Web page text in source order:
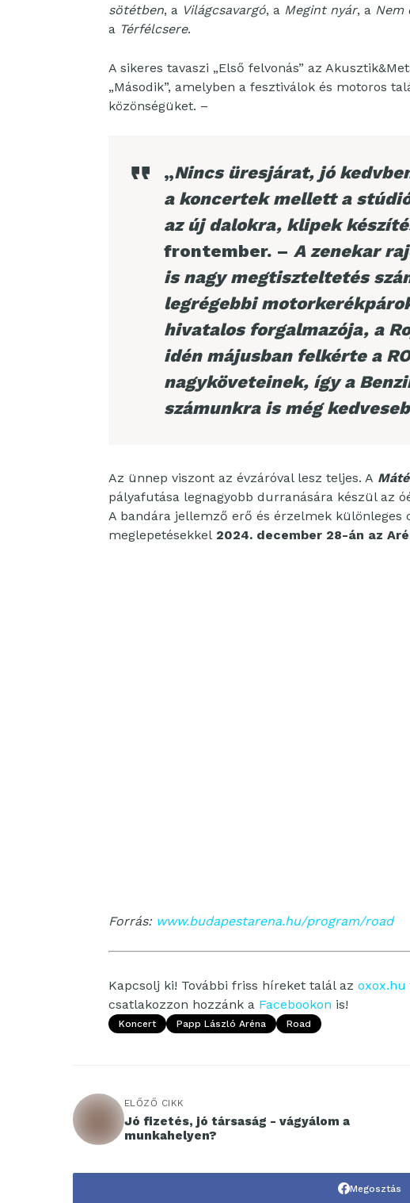
sötétben, a Világcsavargó, a Megint nyár, a Nem
a Térfélcsere.
A sikeres tavaszi „Első felvonás” az
„Második”, amelyben a fesztiválok és motoros
közönségüket. –
„Nincs üresjárat, jó
a koncertek mellett a
az új dalokra, klipek
frontember. – A zenekar
is nagy megtiszteltetés
legrégebbi
hivatalos forgalmazója, a
idén májusban felkérte a
nagyköveteinek, így a
számunkra is még
Az ünnep viszont az évzáróval lesz teljes. A
pályafutása legnagyobb durranására készül az
A bandára jellemző erő és érzelmek különleges
meglepetésekkel 2024. december 28-án az
Forrás: www.budapestarena.hu/program/road
Kapcsolj ki! További friss híreket talál az oxox.hu
csatlakozzon hozzánk a Facebookon is!
Koncert Papp László Aréna Road
ELŐZŐ CIKK
Jó fizetés, jó társaság - vágyálom a
munkahelyen?
Megosztás